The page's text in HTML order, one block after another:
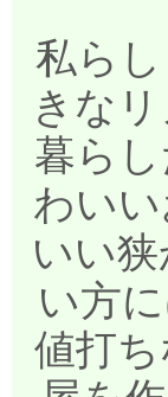
私ら
きな
暮ら
わい
いい
い方
値打